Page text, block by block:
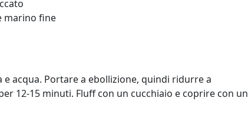
marino fine
acqua. Portare a ebollizione, quindi ridurre a
12-15 minuti. Fluff con un cucchiaio e coprire con un